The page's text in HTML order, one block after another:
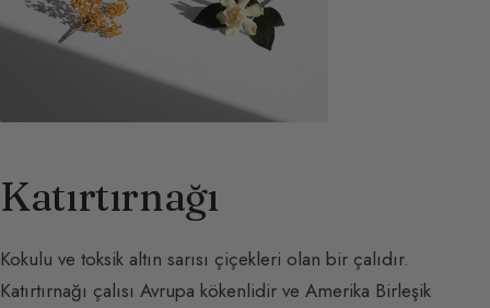
Katırtırnağı
Kokulu ve toksik altın sarısı çiçekleri olan bir çalıdır.
Katırtırnağı çalısı Avrupa kökenlidir ve Amerika Birleşik